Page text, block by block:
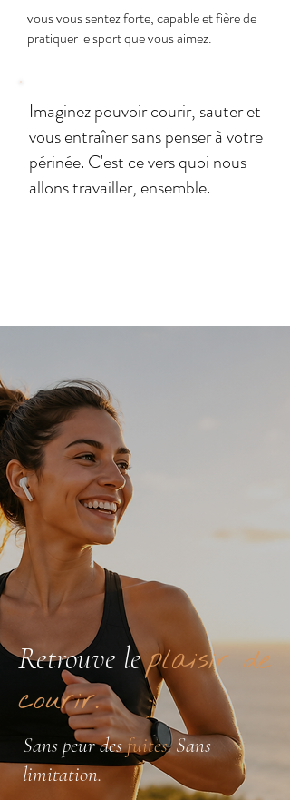
vous vous sentez forte, capable et fière de
pratiquer le sport que vous aimez.
Imaginez pouvoir courir, sauter et
vous entraîner sans penser à votre
périnée. C'est ce vers quoi nous
allons travailler, ensemble.
Retrouve leplaisir de
courir.
Sans peur desfuites. Sans
limitation.